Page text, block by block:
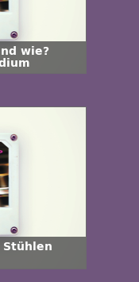
wie?
Stühlen